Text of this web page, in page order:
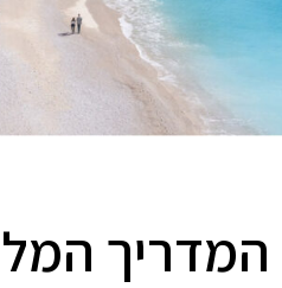
המדריך